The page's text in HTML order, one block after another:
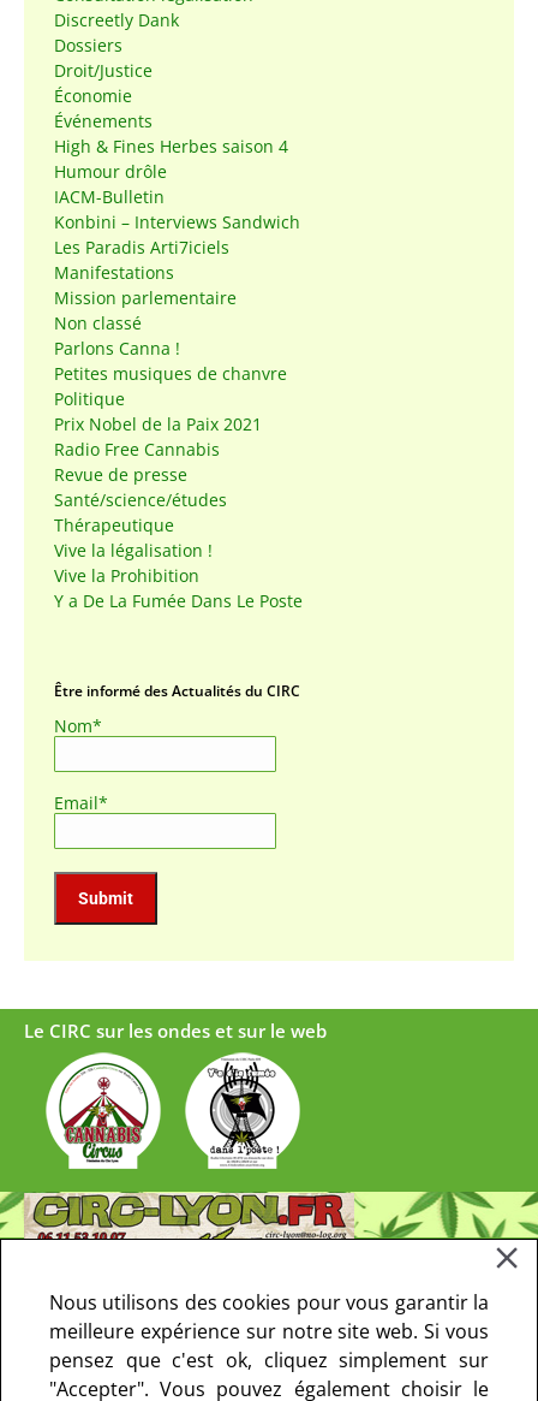
Discreetly Dank
Dossiers
Droit/Justice
Économie
Événements
High & Fines Herbes saison 4
Humour drôle
IACM-Bulletin
Konbini – Interviews Sandwich
Les Paradis Arti7iciels
Manifestations
Mission parlementaire
Non classé
Parlons Canna !
Petites musiques de chanvre
Politique
Prix Nobel de la Paix 2021
Radio Free Cannabis
Revue de presse
Santé/science/études
Thérapeutique
Vive la légalisation !
Vive la Prohibition
Y a De La Fumée Dans Le Poste
Être informé des Actualités du CIRC
Nom*
Email*
Le CIRC sur les ondes et sur le web
Nous utilisons des cookies pour vous garantir la
meilleure expérience sur notre site web. Si vous
pensez que c'est ok, cliquez simplement sur
"Accepter". Vous pouvez également choisir le